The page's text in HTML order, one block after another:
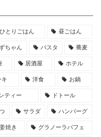
ひとりごはん 昼ごはん
ちゃん パスタ 蕎麦
居酒屋 ホテル
キ 洋食 お鍋
ティー ドトール
サラダ ハンバーグ
焼き グラノーラパフェ